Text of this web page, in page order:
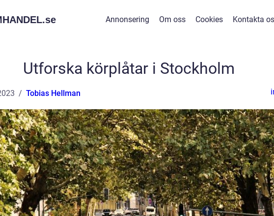
se Annonsering Om oss Cookies Kontakta
Utforska körplåtar i Stockholm
Tobias Hellman